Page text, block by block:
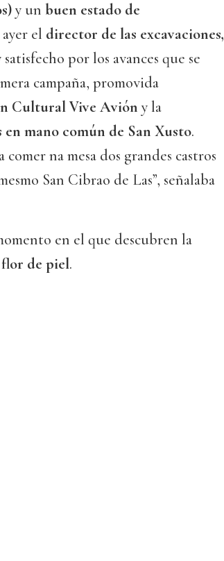
y un buen estado de
el director de las excavaciones,
satisfecho por los avances que se
campaña, promovida
Cultural Vive Avión y la
mano común de San Xusto.
na mesa dos grandes castros
San Cibrao de Las”, señalaba
en el que descubren la
de piel.